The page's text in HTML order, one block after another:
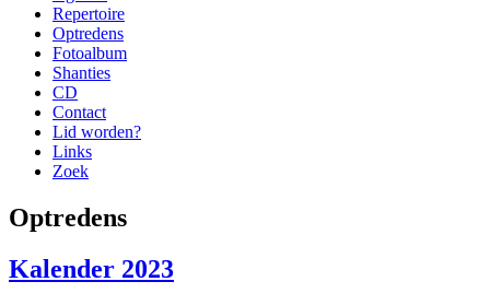
Repertoire
Optredens
Fotoalbum
Shanties
CD
Contact
Lid worden?
Links
Zoek
Optredens
Kalender 2023